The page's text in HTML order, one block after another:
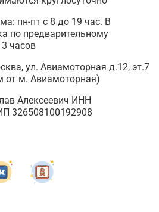
пн-пт с 8 до 19 час. В
по предварительному
часов
ул. Авиамоторная д.12, эт.7
от м. Авиамоторная)
Алексеевич ИНН
326508100192908